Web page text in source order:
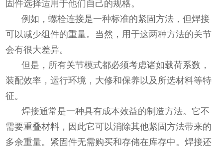
固件选择适用于他们自己的规格。
例如，螺栓连接是一种标准的紧固方法，但焊接
可以减少组件的重量。当然，用于这两种方法的关节
会有很大差异。
但是，所有关节模式都必须考虑诸如载荷系数，
装配效率，运行环境，大修和保养以及所选材料等特
征。
焊接通常是一种具有成本效益的制造方法。它不
需要重叠材料，因此它可以消除其他紧固方法带来的
多余重量。紧固件无需购买和存储在库存中。焊接还